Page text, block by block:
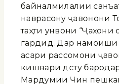
байналмилалии
наврасону ҷавонони
таҳти унвони “Ҷаҳони
гардид. Дар намоиши
асари рассомони
кишвари дӯсту
Мардумии Чин